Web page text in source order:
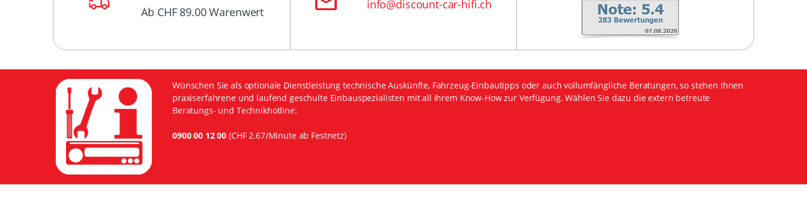
Ab CHF 89.00 Warenwert
info@discount-car-hifi.ch
Wünschen Sie als optionale Dienstleistung technische Auskünfte, Fahrzeug-Einbautipps oder auch vollumfängliche Beratungen, so stehen Ihnen
praxiserfahrene und laufend geschulte Einbauspezialisten mit all ihrem Know-How zur Verfügung. Wählen Sie dazu die extern betreute
Beratungs- und Technikhotline:
0900 00 12 00 (CHF 2.67/Minute ab Festnetz)